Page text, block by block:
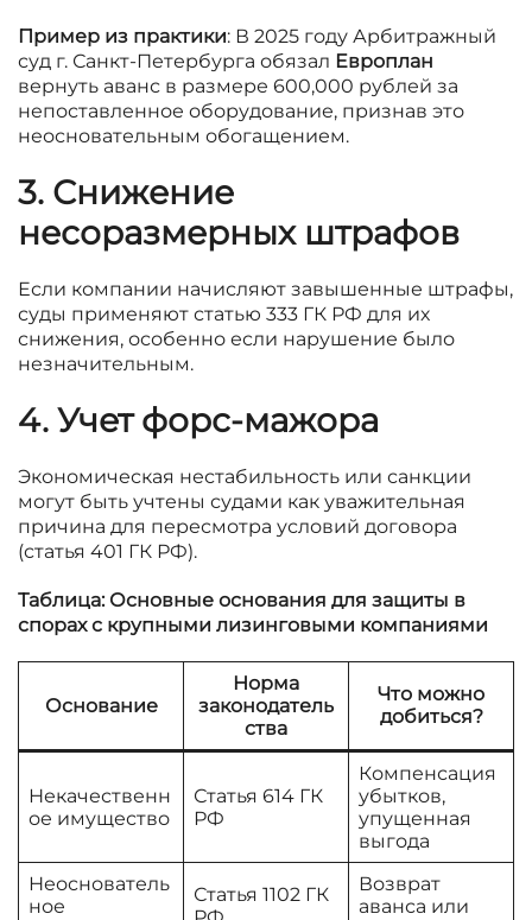
Пример из практики: В 2025 году Арбитражный
суд г. Санкт-Петербурга обязал Европлан
вернуть аванс в размере 600,000 рублей за
непоставленное оборудование, признав это
неосновательным обогащением.
3. Снижение
несоразмерных штрафов
Если компании начисляют завышенные штрафы,
суды применяют статью 333 ГК РФ для их
снижения, особенно если нарушение было
незначительным.
4. Учет форс-мажора
Экономическая нестабильность или санкции
могут быть учтены судами как уважительная
причина для пересмотра условий договора
(статья 401 ГК РФ).
Таблица: Основные основания для защиты в
спорах с крупными лизинговыми компаниями
Основание
Норма
законодатель
ства
Что можно
добиться?
Некачественн
ое имущество
Статья 614 ГК
РФ
Компенсация
убытков,
упущенная
выгода
Неоснователь
ное
Статья 1102 ГК
Возврат
аванса или